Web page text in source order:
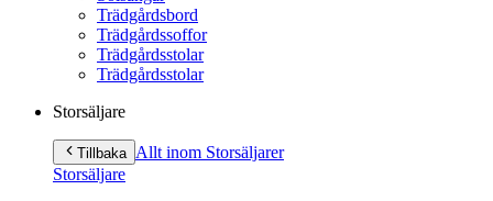
Trädgårdsbord
Trädgårdssoffor
Trädgårdsstolar
Trädgårdsstolar
Storsäljare
Tillbaka Allt inom Storsäljarer
Storsäljare